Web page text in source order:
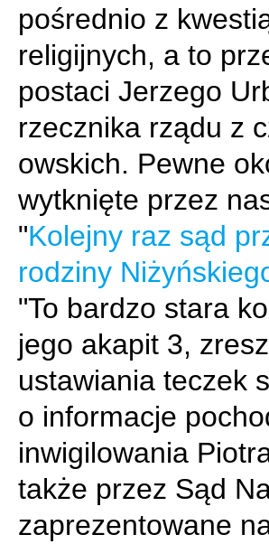
pośrednio z
religijnych, a to
postaci Jerzego
rzecznika rządu z
owskich. Pewne
wytknięte przez
"Kolejny raz sąd
rodziny
"To bardzo stara
jego akapit 3,
ustawiania teczek
o informacje
inwigilowania
także przez Sąd
zaprezentowane